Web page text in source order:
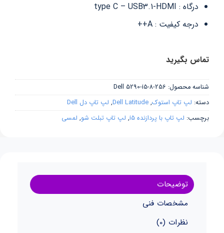
درگاه : type C – USB3.1-HDMI
درجه کیفیت : A++
تماس بگیرید
شناسه محصول: Dell 5290-i5-8-256
دسته: لپ تاپ استوک,
Dell Latitude
, لپ تاپ دل Dell
برچسب: لپ تاپ با پردازنده i5 , لپ تاپ تبلت شو, لمسی
توضیحات
مشخصات فنی
نظرات (0)